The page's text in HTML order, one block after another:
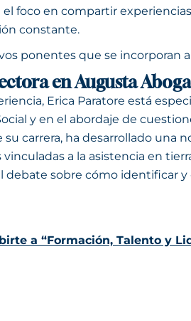
foco en compartir
constante.
ponentes que se incorporan
en Augusta
Erica Paratore está
y en el abordaje de
su carrera, ha desarrollado
a la asistencia en
debate sobre cómo identificar
a “Formación, Talento y